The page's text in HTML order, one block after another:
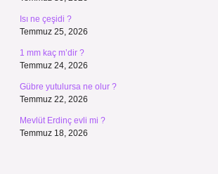
Isı ne çeşidi ?
Temmuz 25, 2026
1 mm kaç m’dir ?
Temmuz 24, 2026
Gübre yutulursa ne olur ?
Temmuz 22, 2026
Mevlüt Erdinç evli mi ?
Temmuz 18, 2026